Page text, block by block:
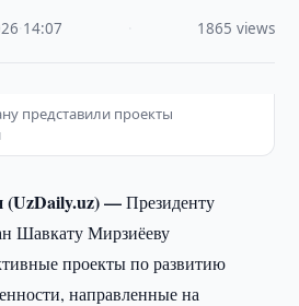
14:07 1865 views
представили проекты
(UzDaily.uz) —Президенту
Шавкату Мирзиёеву
проекты по развитию
направленные на